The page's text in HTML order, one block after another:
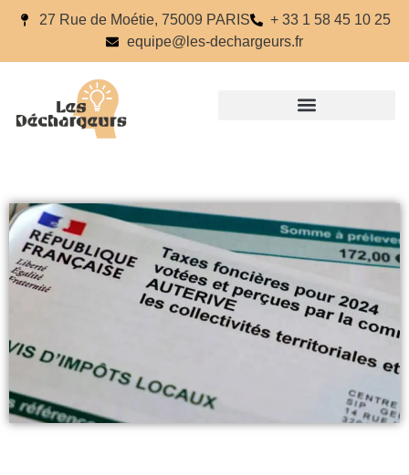
27 Rue de Moétie, 75009 PARIS
+ 33 1 58 45 10 25
equipe@les-dechargeurs.fr